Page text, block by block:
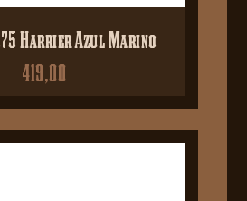
Harrier Azul Marino
419,00